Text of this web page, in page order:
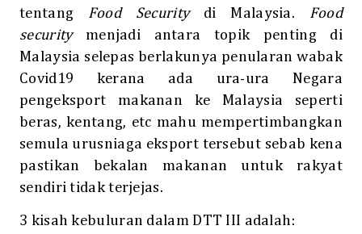
tentang Food Securitydi Malaysia. Food
securitymenjadi antara topik penting di
Malaysia selepas berlakunya penularan wabak
Covid19 kerana ada ura-ura Negara
pengeksport makanan ke Malaysia seperti
beras, kentang, etc mahu mempertimbangkan
semula urusniaga eksport tersebut sebab kena
pastikan bekalan makanan untuk rakyat
sendiri tidak terjejas.
3 kisah kebuluran dalam DTT III adalah: